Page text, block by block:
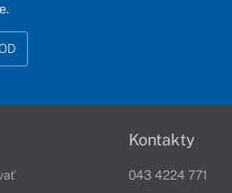
Kontakty
043 4224 771